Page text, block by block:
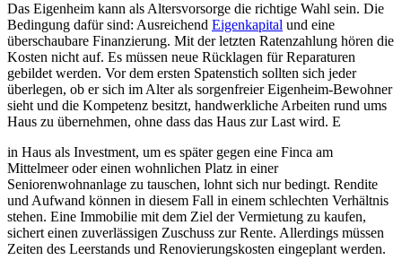
Das Eigenheim kann als Altersvorsorge die richtige Wahl sein. Die
Bedingung dafür sind: Ausreichend Eigenkapital und eine
überschaubare Finanzierung. Mit der letzten Ratenzahlung hören die
Kosten nicht auf. Es müssen neue Rücklagen für Reparaturen
gebildet werden. Vor dem ersten Spatenstich sollten sich jeder
überlegen, ob er sich im Alter als sorgenfreier Eigenheim-Bewohner
sieht und die Kompetenz besitzt, handwerkliche Arbeiten rund ums
Haus zu übernehmen, ohne dass das Haus zur Last wird. E
in Haus als Investment, um es später gegen eine Finca am
Mittelmeer oder einen wohnlichen Platz in einer
Seniorenwohnanlage zu tauschen, lohnt sich nur bedingt. Rendite
und Aufwand können in diesem Fall in einem schlechten Verhältnis
stehen. Eine Immobilie mit dem Ziel der Vermietung zu kaufen,
sichert einen zuverlässigen Zuschuss zur Rente. Allerdings müssen
Zeiten des Leerstands und Renovierungskosten eingeplant werden.